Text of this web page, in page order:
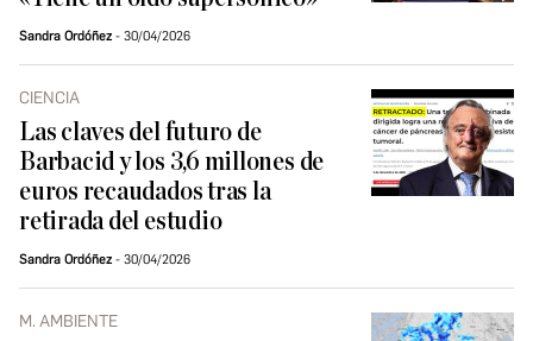
Sandra Ordóñez 30/04/2026
CIENCIA
Las claves del futuro de
Barbacid y los 3,6 millones de
euros recaudados tras la
retirada del estudio
Sandra Ordóñez 30/04/2026
M. AMBIENTE